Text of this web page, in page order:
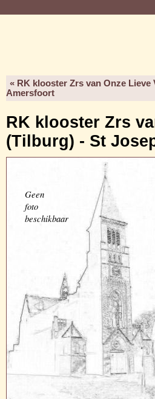
« RK klooster Zrs van Onze Lieve
Amersfoort
RK klooster Zrs
(Tilburg) - St
Geen
foto
beschikbaar